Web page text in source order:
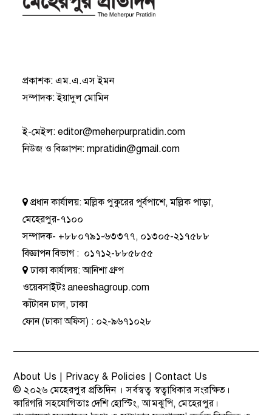
প্রকাশক: এম.এ.এস ইমন
সম্পাদক: ইয়াদুল মোমিন
ই-মেইল:editor@meherpurpratidin.com
নিউজ ও বিজ্ঞাপন:mpratidin@gmail.com
প্রধান কার্যালয়:মল্লিক পুকুরের পূর্বপাশে, মল্লিক পাড়া,
মেহেরপুর-৭১০০
সম্পাদক- +৮৮০৭৯১-৬৩৩৭৭, ০১৩০৫-২১৭৫৮৮
বিজ্ঞাপন বিভাগ: ০১৭১২-৮৮৫৮৫৫
ঢাকা কার্যালয়:আনিশা গ্রুপ
ওয়েবসাইটঃaneeshagroup.com
কাঁটাবন ঢাল, ঢাকা
ফোন(ঢাকা অফিস) : ০২-৯৬৭১০২৮
About Us Privacy & Policies |Contact Us
© ২০২৬ মেহেরপুর প্রতিদিন । সর্বস্বত্ব স্বত্বাধিকার সংরক্ষিত।
কারিগরি সহযোগিতাঃ দেশি হোস্টিং, আমঝুপি, মেহেরপুর।